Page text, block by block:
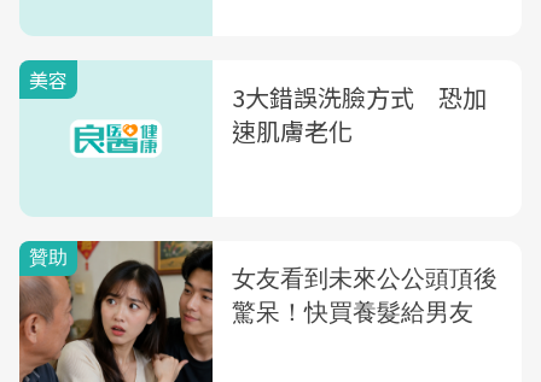
美容
3大錯誤洗臉方式 恐加
速肌膚老化